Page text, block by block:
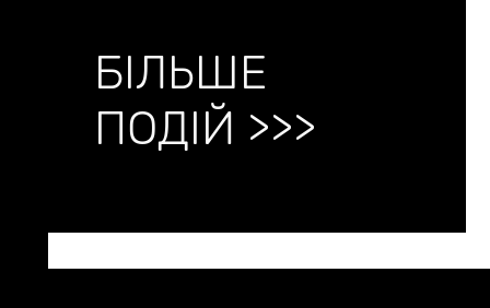
БІЛЬШЕ
ПОДІЙ >>>